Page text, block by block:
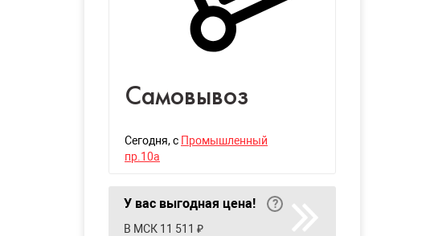
Самовывоз
Сегодня, с Промышленный
пр.10а
У вас выгодная цена!
В МСК 11 511 ₽